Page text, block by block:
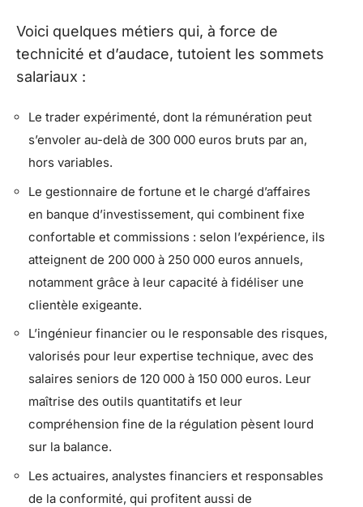
Voici quelques métiers qui, à force de
technicité et d’audace, tutoient les sommets
salariaux :
Le trader expérimenté, dont la rémunération peut
s’envoler au-delà de 300 000 euros bruts par an,
hors variables.
Le gestionnaire de fortune et le chargé d’affaires
en banque d’investissement, qui combinent fixe
confortable et commissions : selon l’expérience, ils
atteignent de 200 000 à 250 000 euros annuels,
notamment grâce à leur capacité à fidéliser une
clientèle exigeante.
L’ingénieur financier ou le responsable des risques,
valorisés pour leur expertise technique, avec des
salaires seniors de 120 000 à 150 000 euros. Leur
maîtrise des outils quantitatifs et leur
compréhension fine de la régulation pèsent lourd
sur la balance.
Les actuaires, analystes financiers et responsables
de la conformité, qui profitent aussi de